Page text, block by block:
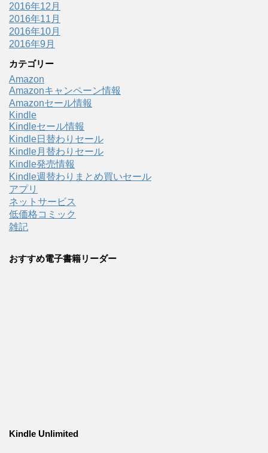
2016年12月
2016年11月
2016年10月
2016年9月
カテゴリー
Amazon
Amazonキャンペーン情報
Amazonセール情報
Kindle
Kindleセール情報
Kindle日替わりセール
Kindle月替わりセール
Kindle発売情報
Kindle週替わりまとめ買いセール
アプリ
ネットサービス
低価格コミック
雑記
おすすめ電子書籍リーダー
Kindle Unlimited